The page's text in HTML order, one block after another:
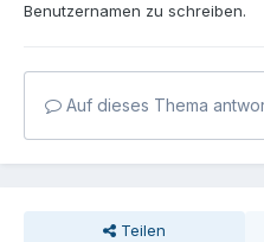
Benutzernamen zu schreiben.
Auf dieses Thema
Teilen